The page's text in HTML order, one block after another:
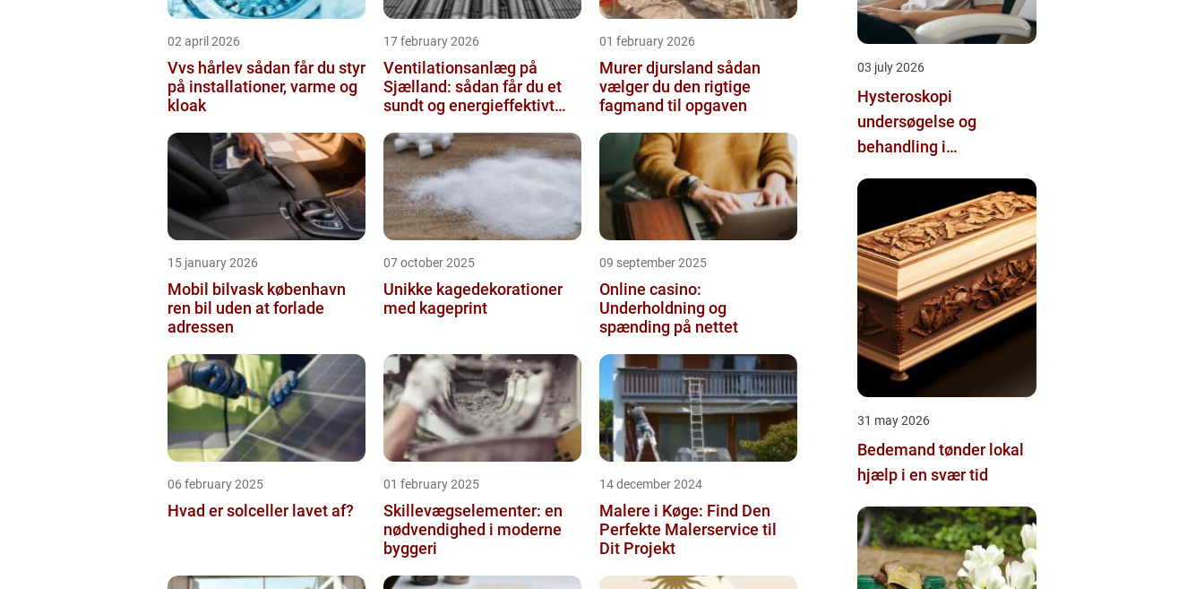
02 april 2026
Vvs hårlev sådan får du styr
på installationer, varme og
kloak
17 february 2026
Ventilationsanlæg på
Sjælland: sådan får du et
sundt og energieffektivt
01 february 2026
Murer djursland sådan
vælger du den rigtige
fagmand til opgaven
15 january 2026
Mobil bilvask københavn
ren bil uden at forlade
adressen
07 october 2025
Unikke kagedekorationer
med kageprint
09 september 2025
Online casino:
Underholdning og
spænding på nettet
06 february 2025
Hvad er solceller lavet af?
01 february 2025
Skillevægselementer: en
nødvendighed i moderne
byggeri
14 december 2024
Malere i Køge: Find Den
Perfekte Malerservice til
Dit Projekt
03 july 2026
Hysteroskopi
undersøgelse og
behandling i
31 may 2026
Bedemand tønder lokal
hjælp i en svær tid